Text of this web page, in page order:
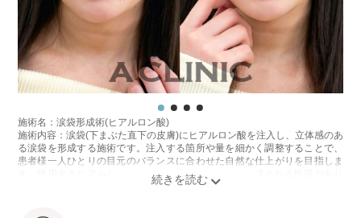
施術名：涙袋形成術(ヒアルロン酸)
施術内容：涙袋(下まぶた直下の皮膚)にヒアルロン酸を注入し、立体感のあ
る涙袋を形成する施術です。注入する箇所や量を細かく調整することで、
患者様一人ひとりの目元のバランスに合わせた自然な仕上がりを目指しま
す。使用するヒアルロン酸は、時間とともに体内に吸収される性質があり
ます。持続期間は製剤の種類や体質、代謝などにより個人差があります。